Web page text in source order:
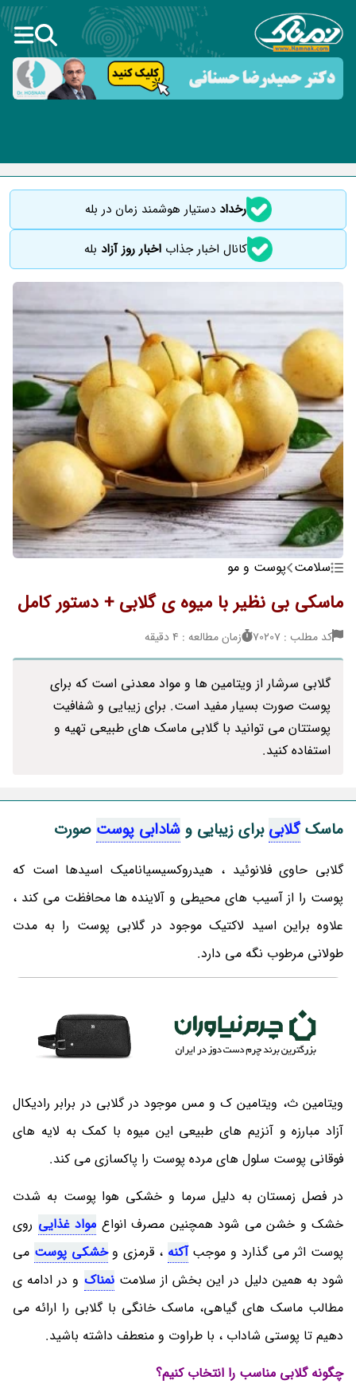
رخداددستیار هوشمند زمان در بله
کانال اخبار جذاباخبار روز آزاد بله
سلامت پوست و مو
ماسکی بی نظیر با میوه ی گلابی + دستور کامل
کد مطلب : 70207 زمان مطالعه : 4 دقیقه
گلابی سرشار از ویتامین ها و مواد معدنی است که برای
پوست صورت بسیار مفید است. برای زیبایی و شفافیت
پوستتان می توانید با گلابی ماسک های طبیعی تهیه و
استفاده کنید.
ماسکگلابی برای زیبایی و شادابی پوست صورت
گلابی حاوی فلانوئید ، هیدروکسیسیانامیک اسیدها است که
پوست را از آسیب های محیطی و آلاینده ها محافظت می کند ،
علاوه براین اسید لاکتیک موجود در گلابی پوست را به مدت
طولانی مرطوب نگه می دارد.
ویتامین ث، ویتامین ک و مس موجود در گلابی در برابر رادیکال
آزاد مبارزه و آنزیم های طبیعی این میوه با کمک به لایه های
فوقانی پوست سلول های مرده پوست را پاکسازی می کند.
در فصل زمستان به دلیل سرما و خشکی هوا پوست به شدت
خشک و خشن می شود همچنین مصرف انواع مواد غذایی روی
پوست اثر می گذارد و موجبآکنه ، قرمزی وخشکی پوست می
شود به همین دلیل در این بخش از سلامتنمناک و در ادامه ی
مطالب ماسک های گیاهی، ماسک خانگی با گلابی را ارائه می
دهیم تا پوستی شاداب ، با طراوت و منعطف داشته باشید.
چگونه گلابی مناسب را انتخاب کنیم؟